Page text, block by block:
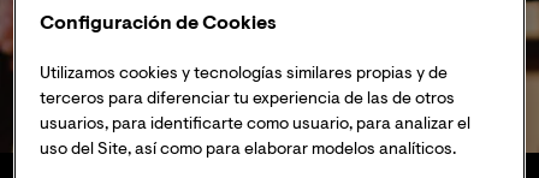
Configuración de Cookies
Utilizamos cookies y tecnologías similares propias y de
terceros para diferenciar tu experiencia de las de otros
usuarios, para identificarte como usuario, para analizar el
uso del Site, así como para elaborar modelos analíticos.